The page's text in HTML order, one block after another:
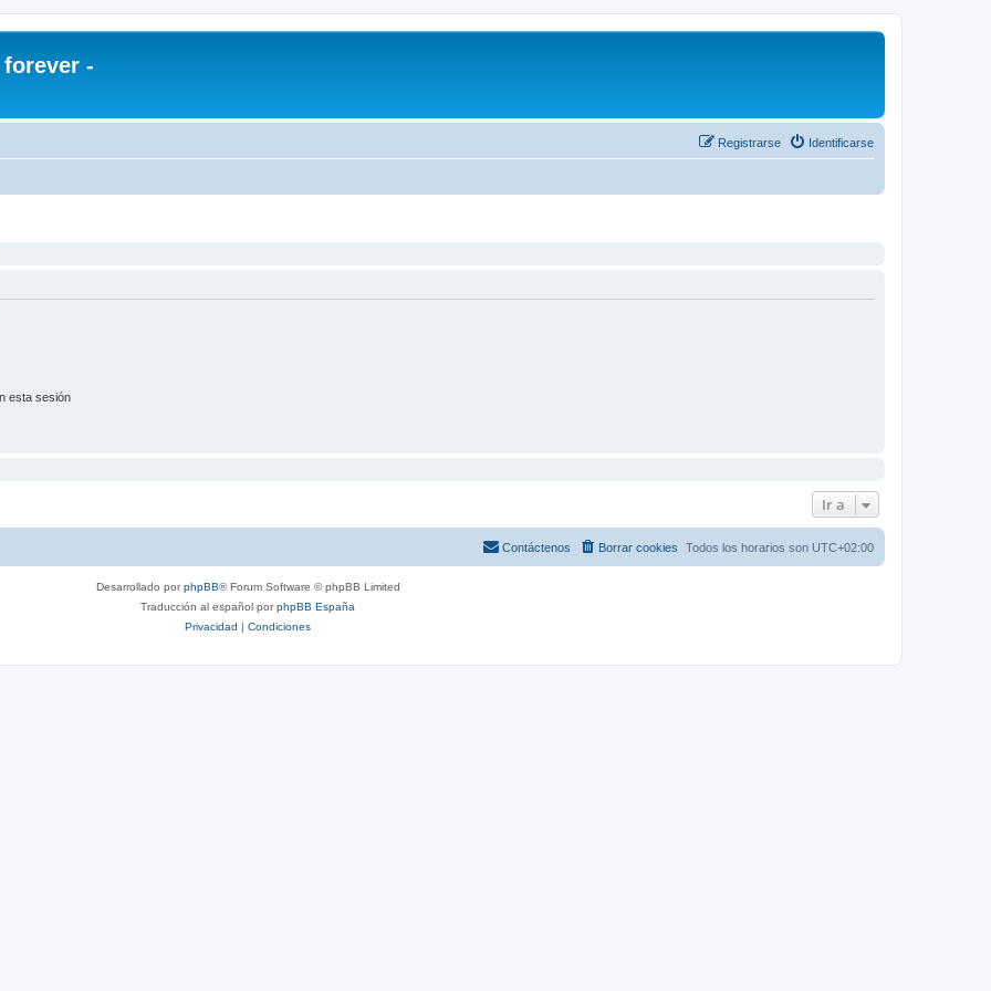
forever -
Identificarse
Registrarse
esta sesión
Ir a
Todos los horarios son UTC+02:00
Borrar cookies
Contáctenos
Desarrollado porphpBB® Forum Software © phpBB Limited
Traducción al español porphpBB España
Privacidad | Condiciones